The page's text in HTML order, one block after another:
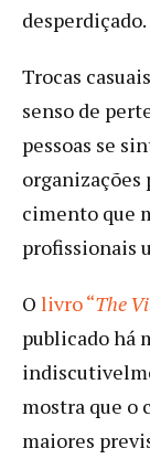
Trocas
senso de
pessoas se
organizações
cimento que
profissionais
O livro “The
publicado há
mostra que o
maiores